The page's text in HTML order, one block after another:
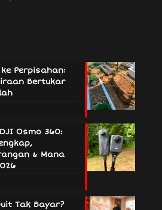
Perpisahan:
Bertukar
Osmo 360:
& Mana
Tak Bayar?